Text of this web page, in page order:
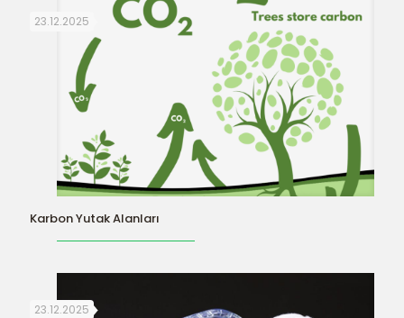
23.12.2025
Karbon Yutak Alanları
23.12.2025